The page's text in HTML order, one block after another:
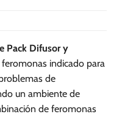
Pack Difusor y
indicado para
de
un ambiente de
de feromonas